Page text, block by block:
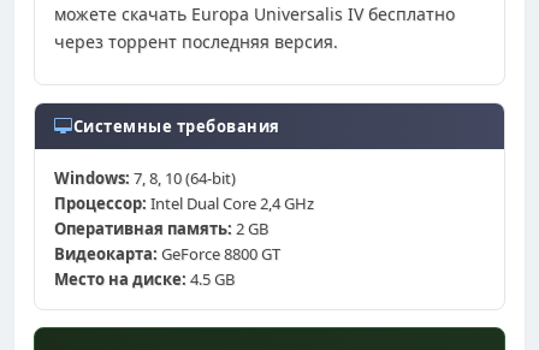
можете скачать Europa Universalis IV бесплатно
через торрент последняя версия.
Системные требования
Windows: 7, 8, 10 (64-bit)
Процессор: Intel Dual Core 2,4 GHz
Оперативная память: 2 GB
Видеокарта: GeForce 8800 GT
Место на диске: 4.5 GB